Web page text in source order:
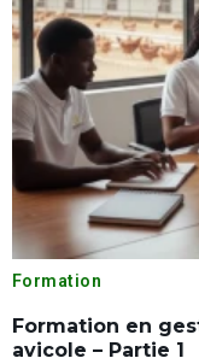
Formation
Formation en
avicole – Partie 1